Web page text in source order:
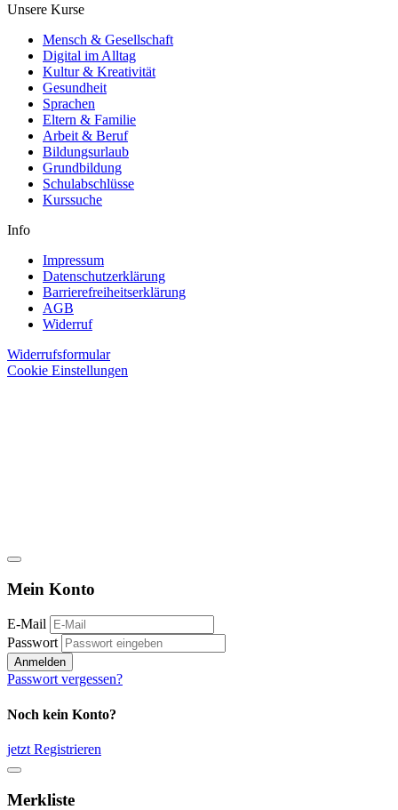
Unsere Kurse
Mensch & Gesellschaft
Digital im Alltag
Kultur & Kreativität
Gesundheit
Sprachen
Eltern & Familie
Arbeit & Beruf
Bildungsurlaub
Grundbildung
Schulabschlüsse
Kurssuche
Info
Impressum
Datenschutzerklärung
Barrierefreiheitserklärung
AGB
Widerruf
Widerrufsformular
Cookie Einstellungen
Mein Konto
E-Mail
Passwort
Anmelden
Passwort vergessen?
Noch kein Konto?
jetzt Registrieren
Merkliste